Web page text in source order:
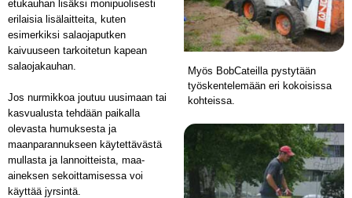
etukauhan lisäksi monipuolisesti
erilaisia lisälaitteita, kuten
esimerkiksi salaojaputken
kaivuuseen tarkoitetun kapean
salaojakauhan.
Jos nurmikkoa joutuu uusimaan tai
kasvualusta tehdään paikalla
olevasta humuksesta ja
maanparannukseen käytettävästä
mullasta ja lannoitteista, maa-
aineksen sekoittamisessa voi
käyttää jyrsintä.
Myös BobCateilla pystytään
työskentelemään eri kokoisissa
kohteissa.